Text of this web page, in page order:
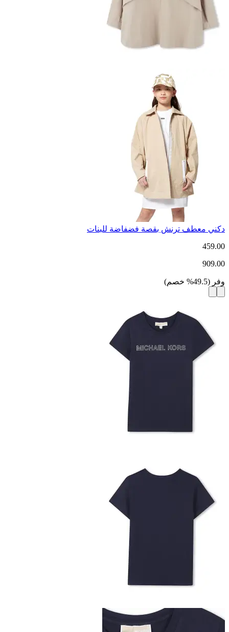
دكني معطف ترنش بقصة فضفاضة للبنات
459.00
909.00
وفر (
49.5
% خصم)